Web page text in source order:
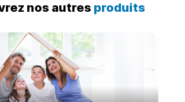
nos autres produits